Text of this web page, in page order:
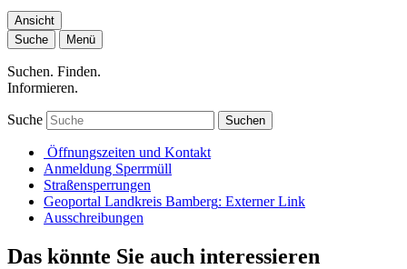
Ansicht
Suche
Menü
Suchen. Finden.
Informieren.
Suche Suchen
Öffnungszeiten und Kontakt
Anmeldung Sperrmüll
Straßensperrungen
Geoportal Landkreis Bamberg: Externer Link
Ausschreibungen
Das könnte Sie auch interessieren